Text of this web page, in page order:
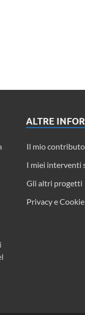
ALTRE
Il mio
I miei interventi
Gli altri progetti
Privacy e